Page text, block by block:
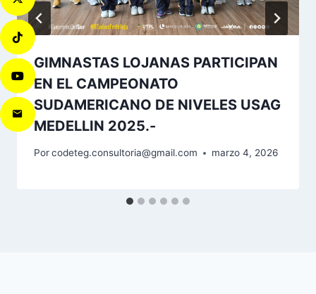
GIMNASTAS LOJANAS PARTICIPAN
EN EL CAMPEONATO
SUDAMERICANO DE NIVELES USAG
MEDELLIN 2025.-
Porcodeteg.consultoria@gmail.com marzo 4, 2026